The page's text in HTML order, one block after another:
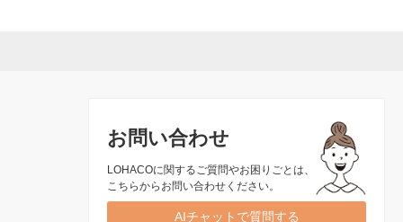
お問い合わせ
LOHACOに関するご質問やお困りごとは、
こちらからお問い合わせください。
AIチャットで質問する